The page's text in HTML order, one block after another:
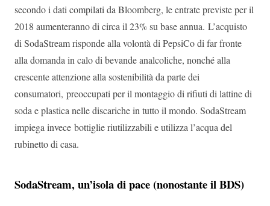
secondo i dati compilati da Bloomberg, le entrate previste per il
2018 aumenteranno di circa il 23% su base annua. L’acquisto
di SodaStream risponde alla volontà di PepsiCo di far fronte
alla domanda in calo di bevande analcoliche, nonché alla
crescente attenzione alla sostenibilità da parte dei
consumatori, preoccupati per il montaggio di rifiuti di lattine di
soda e plastica nelle discariche in tutto il mondo. SodaStream
impiega invece bottiglie riutilizzabili e utilizza l’acqua del
rubinetto di casa.
SodaStream, un’isola di pace (nonostante il BDS)